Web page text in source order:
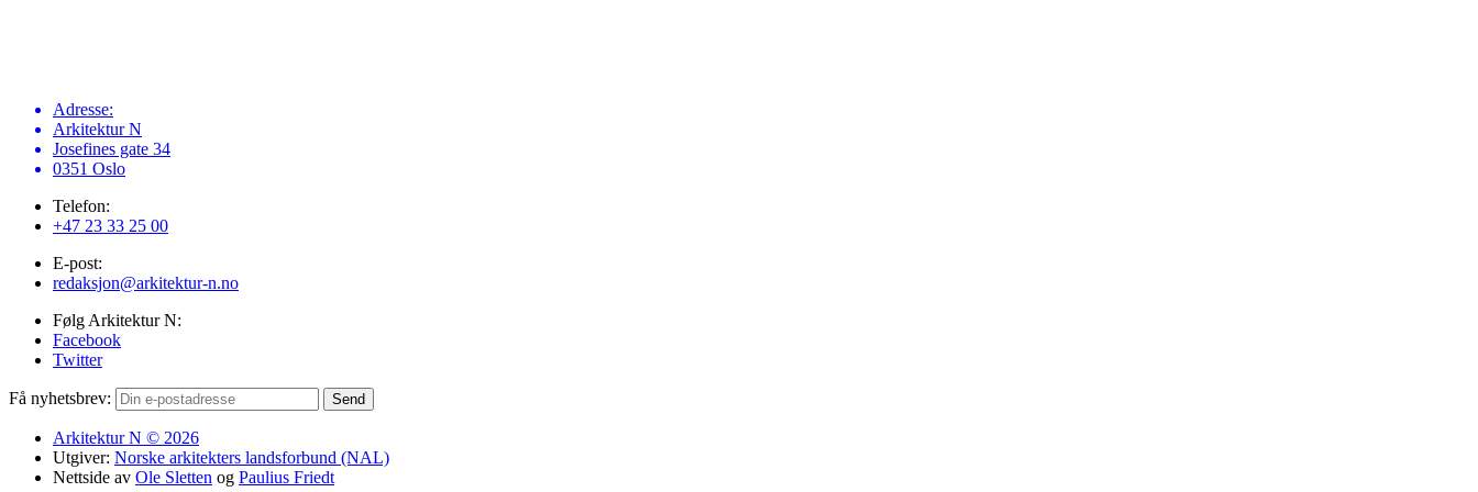
Adresse:
Arkitektur N
Josefines gate 34
0351 Oslo
Telefon:
+47 23 33 25 00
E-post:
redaksjon@arkitektur-n.no
Følg Arkitektur N:
Facebook
Twitter
Få nyhetsbrev: Send
Arkitektur N © 2026
Utgiver: Norske arkitekters landsforbund (NAL)
Nettside av Ole Sletten og Paulius Friedt